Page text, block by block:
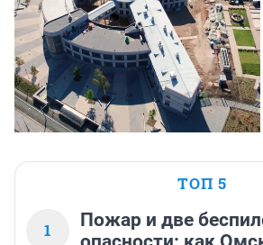
ТОП 5
1
Пожар и две